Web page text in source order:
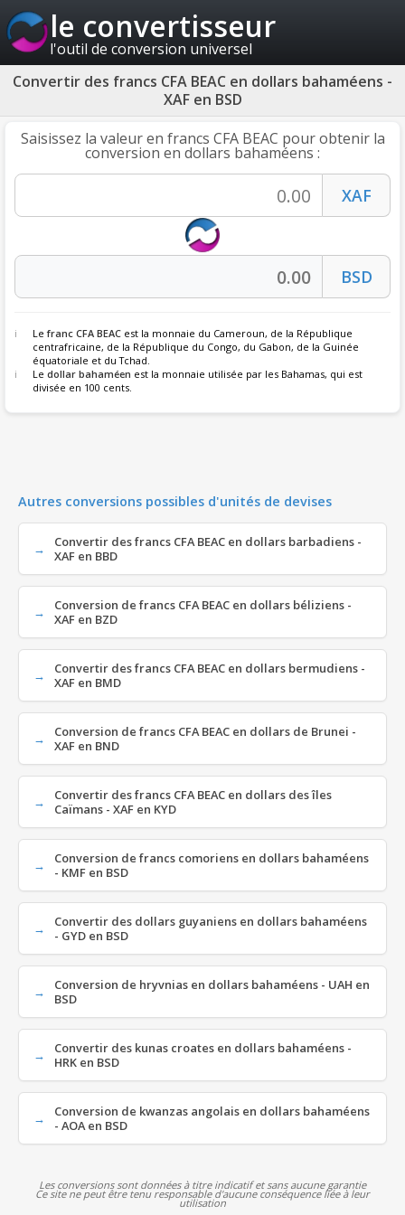
le convertisseur
l'outil de conversion universel
Convertir des francs CFA BEAC en dollars bahaméens -
XAF en BSD
Saisissez la valeur en francs CFA BEAC pour obtenir la
conversion en dollars bahaméens :
Lefranc CFA BEAC est la monnaie du Cameroun, de la République
centrafricaine, de la République du Congo, du Gabon, de la Guinée
équatoriale et du Tchad.
Le dollar bahaméen est la monnaie utilisée par les Bahamas, qui est
divisée en 100 cents.
Autres conversions possibles d'unités de devises
Convertir des francs CFA BEAC en dollars barbadiens -
XAF en BBD
Conversion de francs CFA BEAC en dollars béliziens -
XAF en BZD
Convertir des francs CFA BEAC en dollars bermudiens -
XAF en BMD
Conversion de francs CFA BEAC en dollars de Brunei -
XAF en BND
Convertir des francs CFA BEAC en dollars des îles
Caïmans - XAF en KYD
Conversion de francs comoriens en dollars bahaméens
- KMF en BSD
Convertir des dollars guyaniens en dollars bahaméens
- GYD en BSD
Conversion de hryvnias en dollars bahaméens - UAH en
BSD
Convertir des kunas croates en dollars bahaméens -
HRK en BSD
Conversion de kwanzas angolais en dollars bahaméens
- AOA en BSD
Les conversions sont données à titre indicatif et sans aucune garantie
Ce site ne peut être tenu responsable d'aucune conséquence liée à leur
utilisation